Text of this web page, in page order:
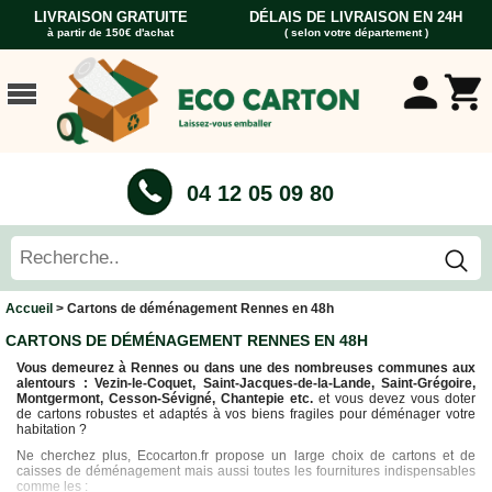
ACCUEIL
CARTONS
DÉMÉNAGEMENT
Livre
Cartons
Standard
Caisses
Vaisselle
Cartons
Informatique
Cartons
Tableau
et
LIVRAISON GRATUITE
à partir de 150€ d'achat
DÉLAIS DE LIVRAISON EN 24H
( selon votre département )
04 12 05 09 80
Accueil > Cartons de déménagement Rennes en 48h
CARTONS DE DÉMÉNAGEMENT RENNES EN 48H
Vous demeurez à Rennes ou dans une des nombreuses communes aux
alentours : Vezin-le-Coquet, Saint-Jacques-de-la-Lande, Saint-Grégoire,
Montgermont, Cesson-Sévigné, Chantepie etc. et vous devez vous doter
de cartons robustes et adaptés à vos biens fragiles pour déménager votre
habitation ?
Ne cherchez plus, Ecocarton.fr propose un large choix de cartons et de
caisses de déménagement mais aussi toutes les fournitures indispensables
comme les :